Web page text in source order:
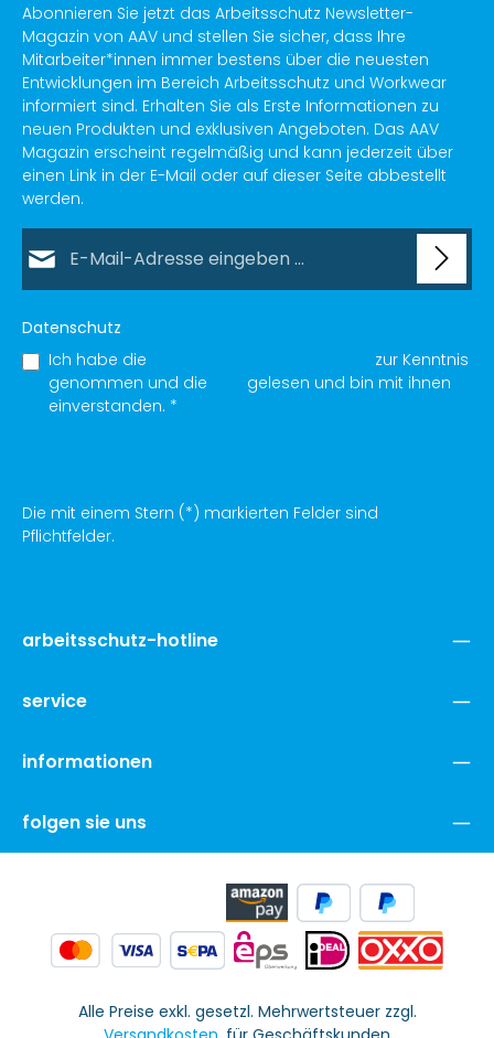
Abonnieren Sie jetzt das Arbeitsschutz Newsletter-
Magazin von AAV und stellen Sie sicher, dass Ihre
Mitarbeiter*innen immer bestens über die neuesten
Entwicklungen im Bereich Arbeitsschutz und Workwear
informiert sind. Erhalten Sie als Erste Informationen zu
neuen Produkten und exklusiven Angeboten. Das AAV
Magazin erscheint regelmäßig und kann jederzeit über
einen Link in der E-Mail oder auf dieser Seite abbestellt
werden.
Datenschutz
Ich habe die
zur Kenntnis
genommen und die
gelesen und bin mit ihnen
einverstanden. *
Die mit einem Stern (*) markierten Felder sind
Pflichtfelder.
arbeitsschutz-hotline
service
informationen
folgen sie uns
Alle Preise exkl. gesetzl. Mehrwertsteuer zzgl.